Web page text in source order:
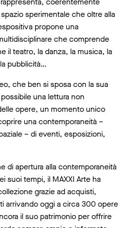
sperimentale che oltre alla
propone una
che comprende
il teatro, la danza, la musica, la
pubblicità…
che ben si sposa con la sua
una lettura non
opere, un momento unico
una contemporaneità –
– di eventi, esposizioni,
di apertura alla contemporaneità
suoi tempi, il MAXXI Arte ha
grazie ad acquisti,
arrivando oggi a circa 300 opere
il suo patrimonio per offrire